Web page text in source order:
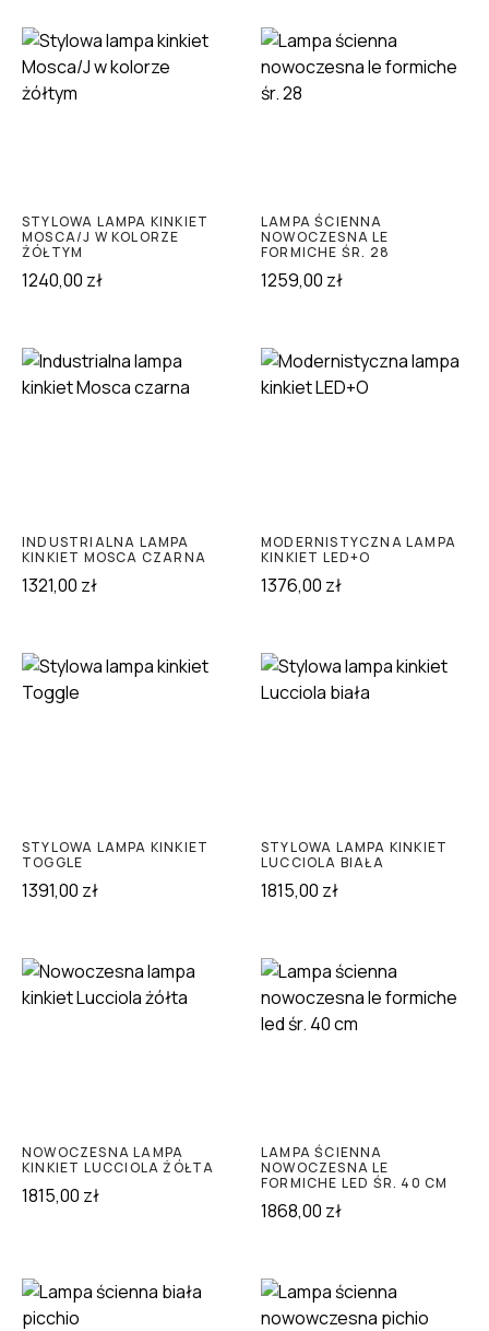
STYLOWA LAMPA KINKIET
MOSCA/J W KOLORZE
ŻÓŁTYM
1240,00 zł
LAMPA ŚCIENNA
NOWOCZESNA LE
FORMICHE ŚR. 28
1259,00 zł
INDUSTRIALNA LAMPA
KINKIET MOSCA CZARNA
1321,00 zł
MODERNISTYCZNA LAMPA
KINKIET LED+O
1376,00 zł
STYLOWA LAMPA KINKIET
TOGGLE
1391,00 zł
STYLOWA LAMPA KINKIET
LUCCIOLA BIAŁA
1815,00 zł
NOWOCZESNA LAMPA
KINKIET LUCCIOLA ŻÓŁTA
1815,00 zł
LAMPA ŚCIENNA
NOWOCZESNA LE
FORMICHE LED ŚR. 40 CM
1868,00 zł